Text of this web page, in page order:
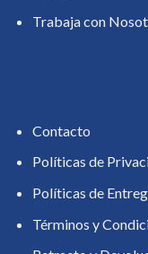
Trabaja con
Contacto
Políticas de
Políticas de
Términos y